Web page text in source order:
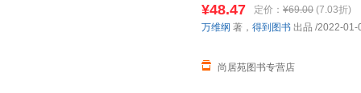
单，本店所有商品均可开票】
¥48.47 定价： ¥69.00 (7.03折)
尚居苑图书专营店
万维纲 著， 得到图书 出品 /2022-01-